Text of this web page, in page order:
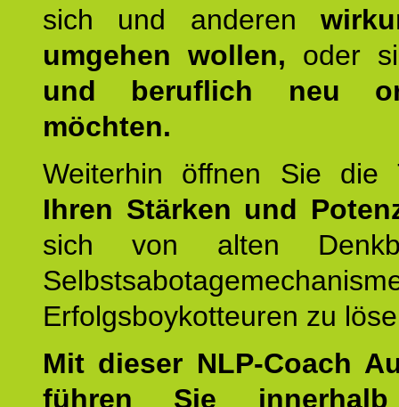
sich und anderen
umgehen wollen, oder
und beruflich neu
möchten.
Weiterhin öffnen Sie
Ihren Stärken und
sich von alten
Erfolgsboykotteuren zu
Mit dieser NLP-Coach
führen Sie